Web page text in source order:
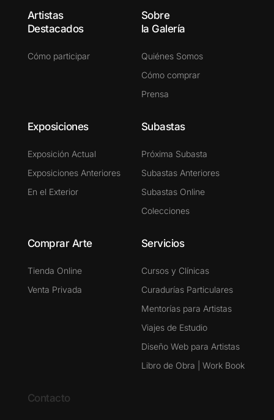
Artistas
Destacados
Cómo participar
Sobre
la Galería
Quiénes Somos
Cómo comprar
Prensa
Exposiciones
Exposición Actual
Exposiciones Anteriores
En el Exterior
Subastas
Próxima Subasta
Subastas Anteriores
Subastas Online
Colecciones
Comprar Arte
Tienda Online
Venta Privada
Servicios
Cursos y Clínicas
Curadurías Particulares
Mentorías para Artistas
Viajes de Estudio
Diseño Web para Artistas
Libro de Obra | Work Book
Contacto